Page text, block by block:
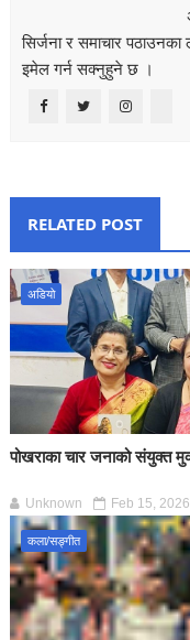
सिर्जना र समाचार
इमेल गर्न सक्नुहुने छ ।
RELATED POST
अडियो
पोखराका चार जनाको संयुक्त
Unknown Feb 15, 2026
कला/सङ्गीत